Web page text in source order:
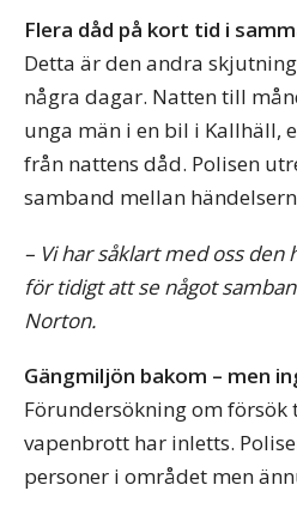
Flera dåd på kort tid i
Detta är den andra
några dagar. Natten till
unga män i en bil i Kallhäll,
från nattens dåd. Polisen
samband mellan
– Vi har såklart med oss den
för tidigt att se något
Norton.
Gängmiljön bakom – men
Förundersökning om
vapenbrott har inletts.
personer i området men